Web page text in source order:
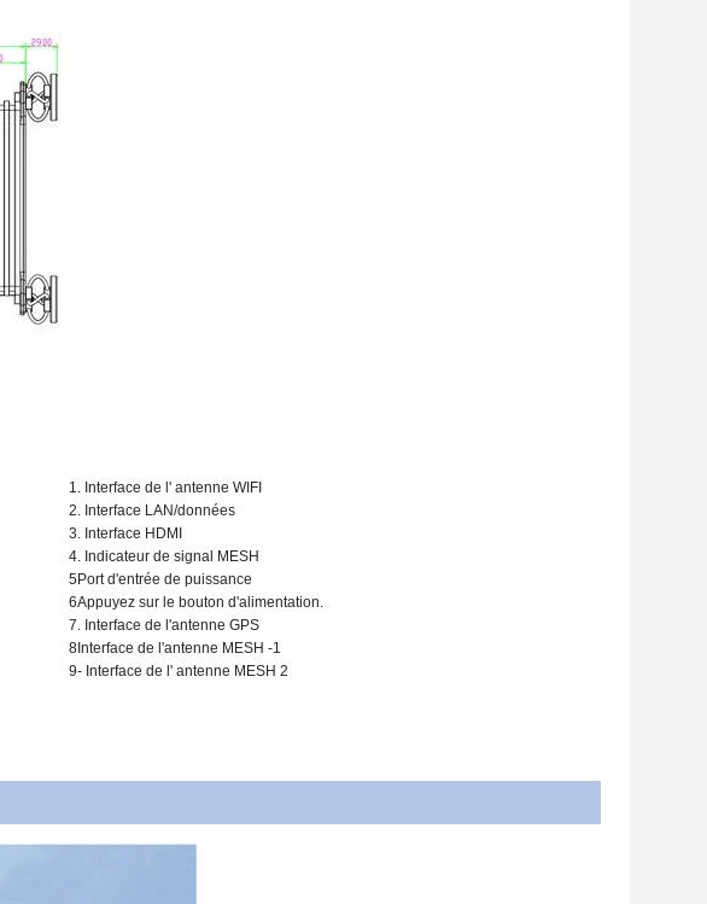
1. Interface de l' antenne WIFI
2. Interface LAN/données
3. Interface HDMI
4. Indicateur de signal MESH
5Port d'entrée de puissance
6Appuyez sur le bouton d'alimentation.
7. Interface de l'antenne GPS
8Interface de l'antenne MESH -1
9- Interface de l' antenne MESH 2